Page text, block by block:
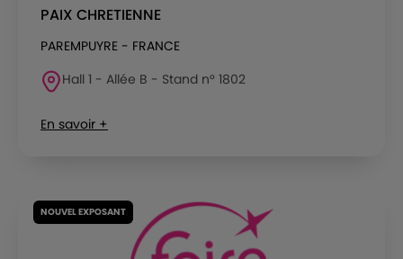
PAIX CHRETIENNE
PAREMPUYRE - FRANCE
Hall 1 - Allée B - Stand n° 1802
En savoir +
NOUVEL EXPOSANT